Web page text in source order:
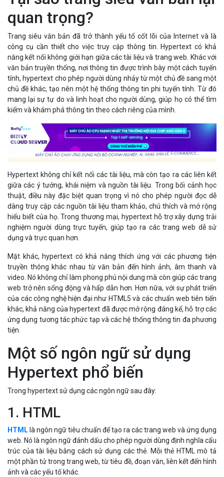
quan trọng?
Trang siêu văn bản đã trở thành yếu tố cốt lõi của Internet và là
công cụ cần thiết cho việc truy cập thông tin. Hypertext có khả
năng kết nối không giới hạn giữa các tài liệu và trang web. Khác với
văn bản truyền thống, nơi thông tin được trình bày một cách tuyến
tính, hypertext cho phép người dùng nhảy từ một chủ đề sang một
chủ đề khác, tạo nên một hệ thống thông tin phi tuyến tính. Từ đó
mang lại sự tự do và linh hoạt cho người dùng, giúp họ có thể tìm
kiếm và khám phá thông tin theo cách riêng của mình.
Hypertext không chỉ kết nối các tài liệu, mà còn tạo ra các liên kết
giữa các ý tưởng, khái niệm và nguồn tài liệu. Trong bối cảnh học
thuật, điều này đặc biệt quan trọng vì nó cho phép người đọc dễ
dàng truy cập các nguồn tài liệu tham khảo, chú thích và mở rộng
hiểu biết của họ. Trong thương mại, hypertext hỗ trợ xây dựng trải
nghiệm người dùng trực tuyến, giúp tạo ra các trang web dễ sử
dụng và trực quan hơn.
Mặt khác, hypertext có khả năng thích ứng với các phương tiện
truyền thông khác nhau từ văn bản đến hình ảnh, âm thanh và
video. Nó không chỉ làm phong phú nội dung mà còn giúp các trang
web trở nên sống động và hấp dẫn hơn. Hơn nữa, với sự phát triển
của các công nghệ hiện đại như HTML5 và các chuẩn web tiên tiến
khác, khả năng của hypertext đã được mở rộng đáng kể, hỗ trợ các
ứng dụng tương tác phức tạp và các hệ thống thông tin đa phương
tiện.
Một số ngôn ngữ sử dụng
Hypertext phổ biến
Trong hypertext sử dụng các ngôn ngữ sau đây:
1. HTML
HTML là ngôn ngữ tiêu chuẩn để tạo ra các trang web và ứng dụng
web. Nó là ngôn ngữ đánh dấu cho phép người dùng định nghĩa cấu
trúc của tài liệu bằng cách sử dụng các thẻ. Mỗi thẻ HTML mô tả
một phần tử trong trang web, từ tiêu đề, đoạn văn, liên kết đến hình
ảnh và các yếu tố khác.